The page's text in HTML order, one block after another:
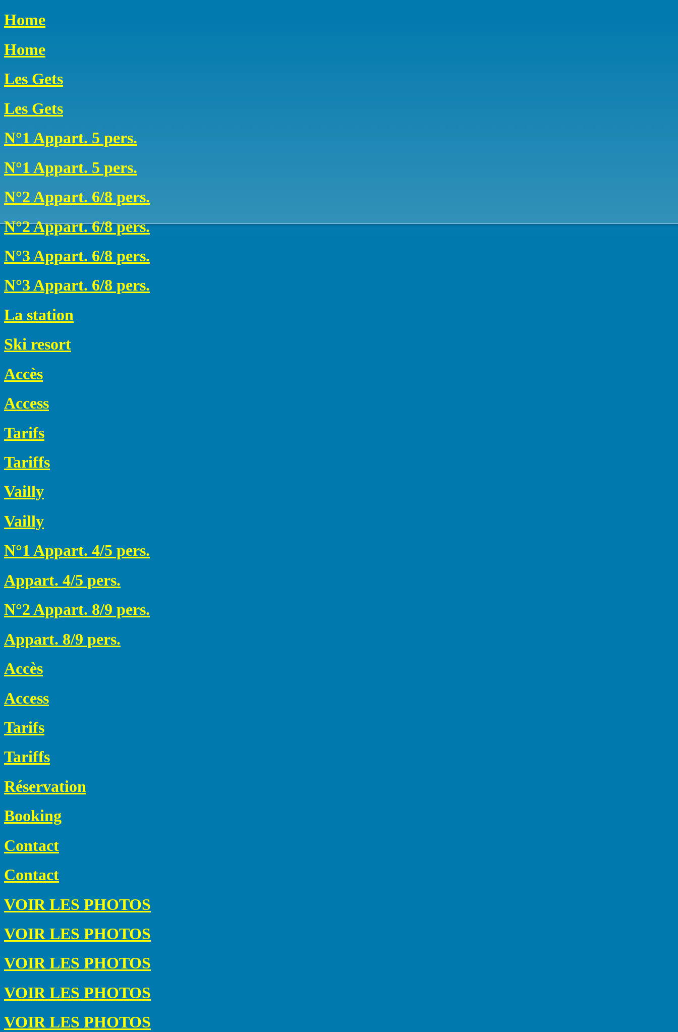
Home
Home
Les Gets
Les Gets
N°1 Appart. 5 pers.
N°1 Appart. 5 pers.
N°2 Appart. 6/8 pers.
N°2 Appart. 6/8 pers.
N°3 Appart. 6/8 pers.
N°3 Appart. 6/8 pers.
La station
Ski resort
Accès
Access
Tarifs
Tariffs
Vailly
Vailly
N°1 Appart. 4/5 pers.
Appart. 4/5 pers.
N°2 Appart. 8/9 pers.
Appart. 8/9 pers.
Accès
Access
Tarifs
Tariffs
Réservation
Booking
Contact
Contact
VOIR LES PHOTOS
VOIR LES PHOTOS
VOIR LES PHOTOS
VOIR LES PHOTOS
VOIR LES PHOTOS